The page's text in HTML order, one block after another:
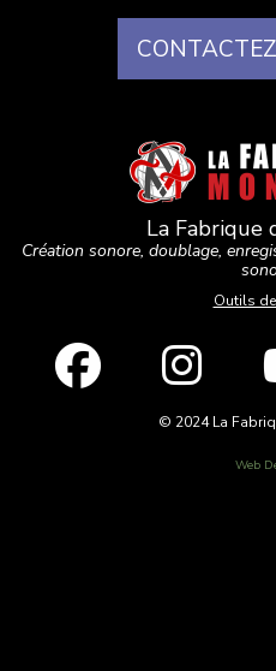
La Fabrique
Création sonore, doublage,
Outils
© 2024 La
Web